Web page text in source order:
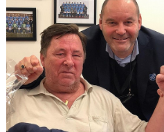
KALENDER
VÅRA LAG
MATCHER
NÄRA NORRBY
VÄRDEGRUND